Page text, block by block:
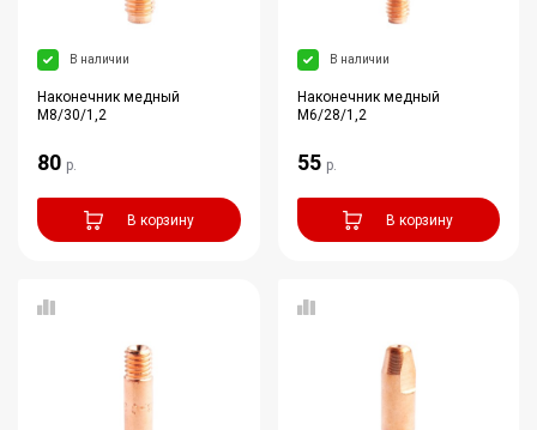
В наличии
Наконечник медный
M8/30/1,2
80 р.
В корзину
В наличии
Наконечник медный
M6/28/1,2
55 р.
В корзину